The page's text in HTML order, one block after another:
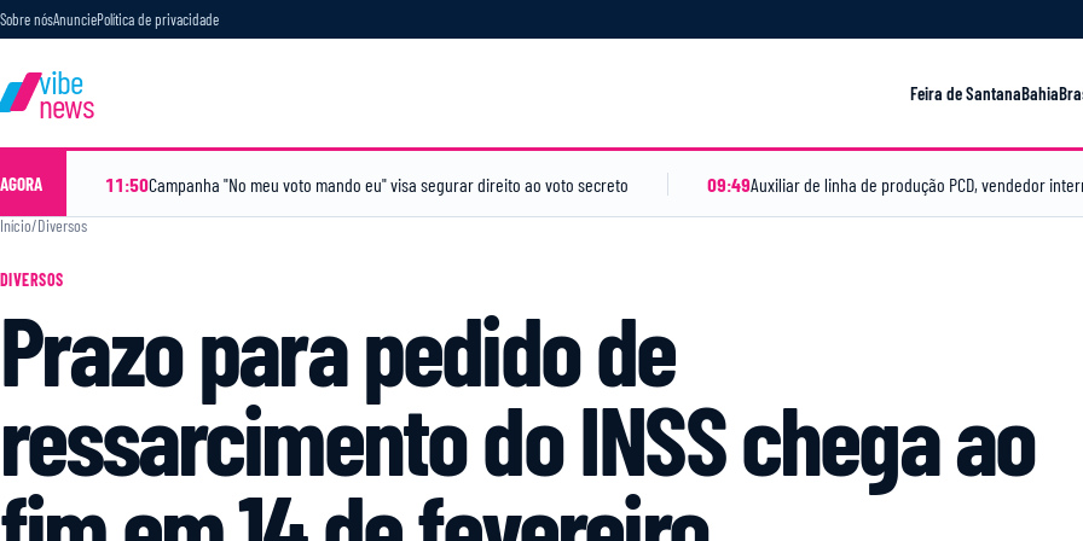
Sobre nósAnunciePolítica de privacidade
vibe
news Feira de SantanaBahia
AGORA 11:50Campanha "No meu voto mando eu" visa segurar direito ao voto secreto 09:49
Início/Diversos
DIVERSOS
Prazo para pedido de
ressarcimento do INSS chega ao